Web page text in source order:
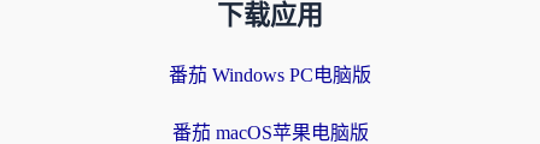
下载应用
番茄 Windows PC电脑版
番茄 macOS苹果电脑版